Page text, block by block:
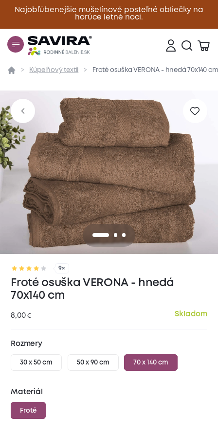
Najobľúbenejšie mušelínové posteľné obliečky na
horúce letné noci.
Zavrieť
Prehľad Parametre Popis produktu
Kúpeľňový textil Froté osuška VERONA - hnedá 70x140 cm
9×
Froté osuška VERONA - hnedá
70x140 cm
8,00€ Skladom
Rozmery
30 x 50 cm 50 x 90 cm 70 x 140 cm
Materiál
Froté